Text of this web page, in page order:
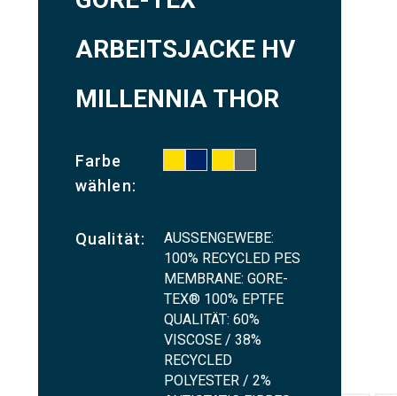
ARBEITSJACKE HV
MILLENNIA THOR
Farbe
wählen:
Qualität:
AUSSENGEWEBE:
100% RECYCLED PES
MEMBRANE: GORE-
TEX® 100% EPTFE
QUALITÄT: 60%
VISCOSE / 38%
RECYCLED
POLYESTER / 2%